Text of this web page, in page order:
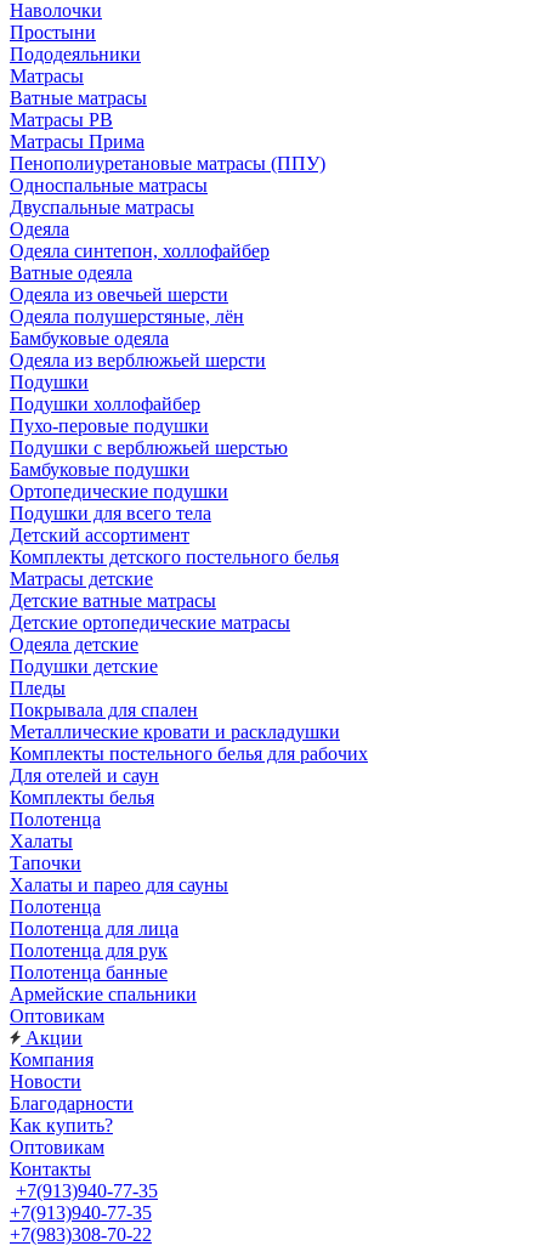
Наволочки
Простыни
Пододеяльники
Матрасы
Ватные матрасы
Матрасы РВ
Матрасы Прима
Пенополиуретановые матрасы (ППУ)
Односпальные матрасы
Двуспальные матрасы
Одеяла
Одеяла синтепон, холлофайбер
Ватные одеяла
Одеяла из овечьей шерсти
Одеяла полушерстяные, лён
Бамбуковые одеяла
Одеяла из верблюжьей шерсти
Подушки
Подушки холлофайбер
Пухо-перовые подушки
Подушки с верблюжьей шерстью
Бамбуковые подушки
Ортопедические подушки
Подушки для всего тела
Детский ассортимент
Комплекты детского постельного белья
Матрасы детские
Детские ватные матрасы
Детские ортопедические матрасы
Одеяла детские
Подушки детские
Пледы
Покрывала для спален
Металлические кровати и раскладушки
Комплекты постельного белья для рабочих
Для отелей и саун
Комплекты белья
Полотенца
Халаты
Тапочки
Халаты и парео для сауны
Полотенца
Полотенца для лица
Полотенца для рук
Полотенца банные
Армейские спальники
Оптовикам
Акции
Компания
Новости
Благодарности
Как купить?
Оптовикам
Контакты
+7(913)940-77-35
+7(913)940-77-35
+7(983)308-70-22